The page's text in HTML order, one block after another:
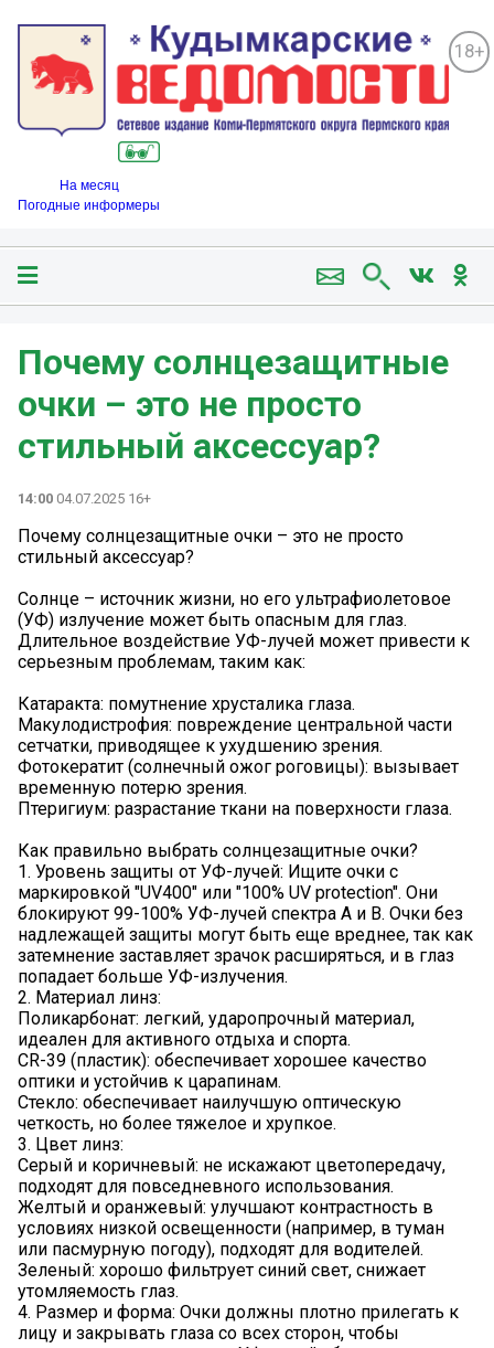
18+
На месяц
Погодные информеры
Почему солнцезащитные
очки – это не просто
стильный аксессуар?
14:00 04.07.2025 16+
Почему солнцезащитные очки – это не просто
стильный аксессуар?
Солнце – источник жизни, но его ультрафиолетовое
(УФ) излучение может быть опасным для глаз.
Длительное воздействие УФ-лучей может привести к
серьезным проблемам, таким как:
Катаракта: помутнение хрусталика глаза.
Макулодистрофия: повреждение центральной части
сетчатки, приводящее к ухудшению зрения.
Фотокератит (солнечный ожог роговицы): вызывает
временную потерю зрения.
Птеригиум: разрастание ткани на поверхности глаза.
Как правильно выбрать солнцезащитные очки?
1. Уровень защиты от УФ-лучей: Ищите очки с
маркировкой "UV400" или "100% UV protection". Они
блокируют 99-100% УФ-лучей спектра А и В. Очки без
надлежащей защиты могут быть еще вреднее, так как
затемнение заставляет зрачок расширяться, и в глаз
попадает больше УФ-излучения.
2. Материал линз:
Поликарбонат: легкий, ударопрочный материал,
идеален для активного отдыха и спорта.
CR-39 (пластик): обеспечивает хорошее качество
оптики и устойчив к царапинам.
Стекло: обеспечивает наилучшую оптическую
четкость, но более тяжелое и хрупкое.
3. Цвет линз:
Серый и коричневый: не искажают цветопередачу,
подходят для повседневного использования.
Желтый и оранжевый: улучшают контрастность в
условиях низкой освещенности (например, в туман
или пасмурную погоду), подходят для водителей.
Зеленый: хорошо фильтрует синий свет, снижает
утомляемость глаз.
4. Размер и форма: Очки должны плотно прилегать к
лицу и закрывать глаза со всех сторон, чтобы